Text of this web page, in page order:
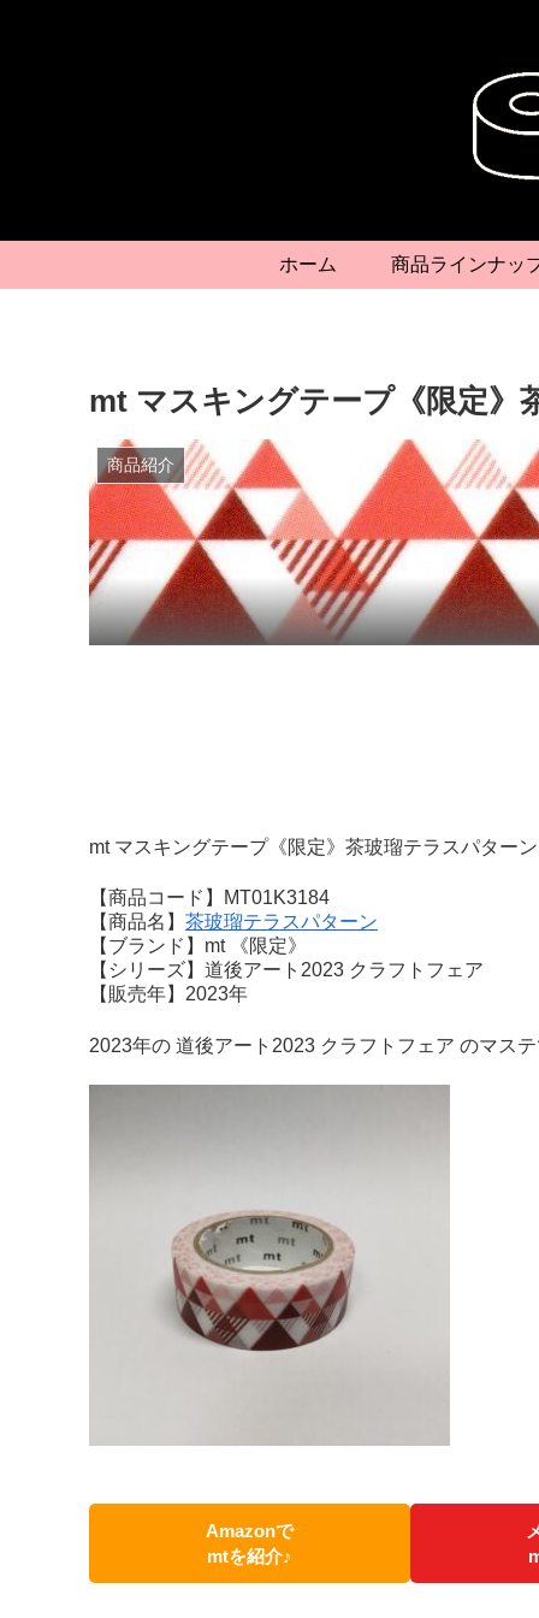
ホーム 商品ラインナッ
mt マスキングテープ《限定》
商品紹介
mt マスキングテープ《限定》茶玻瑠テラスパター
【商品コード】MT01K3184
【商品名】 茶玻瑠テラスパターン
【ブランド】mt 《限定》
【シリーズ】道後アート2023 クラフトフェア
【販売年】2023年
2023年の 道後アート2023 クラフトフェア のマス
Amazonで
mtを紹介♪